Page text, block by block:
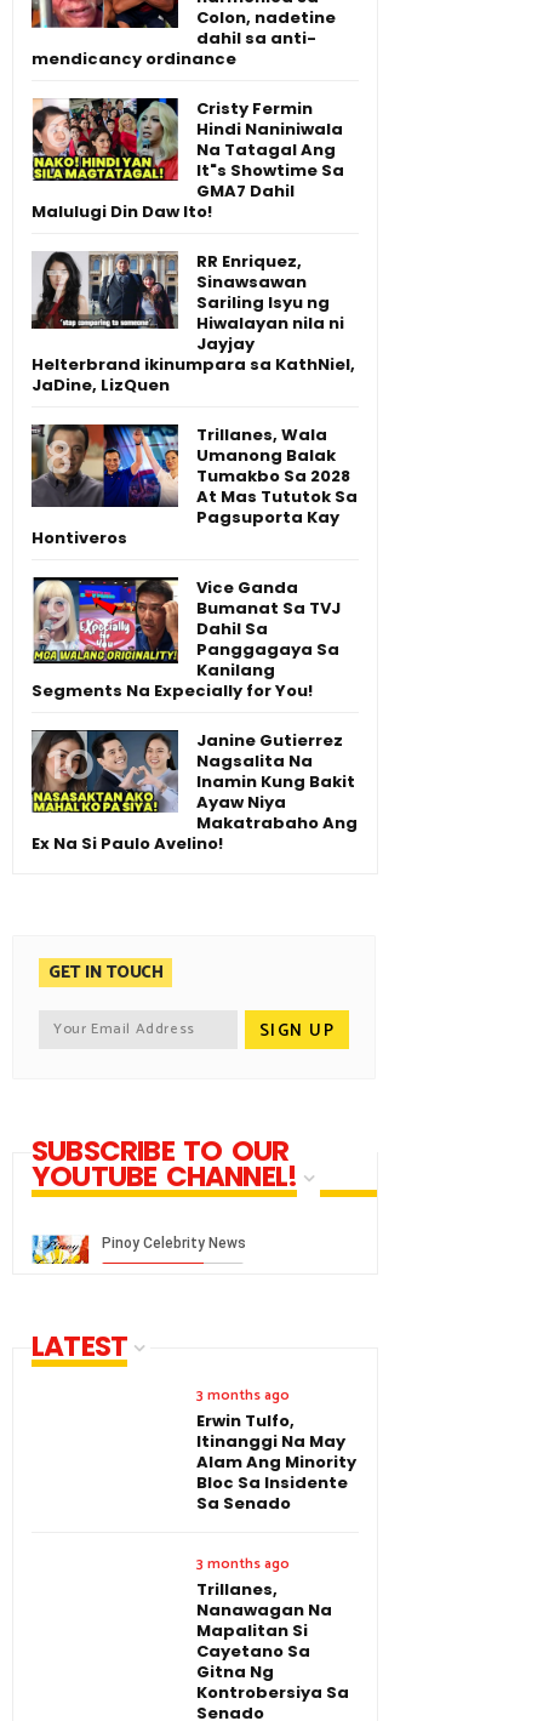
Colon, nadetine
dahil sa anti-
mendicancy ordinance
Cristy Fermin
Hindi Naniniwala
Na Tatagal Ang
It"s Showtime Sa
GMA7 Dahil
Malulugi Din Daw Ito!
RR Enriquez,
Sinawsawan
Sariling Isyu ng
Hiwalayan nila ni
Jayjay
Helterbrand ikinumpara sa KathNiel,
JaDine, LizQuen
Trillanes, Wala
Umanong Balak
Tumakbo Sa 2028
At Mas Tututok Sa
Pagsuporta Kay
Hontiveros
Vice Ganda
Bumanat Sa TVJ
Dahil Sa
Panggagaya Sa
Kanilang
Segments Na Expecially for You!
Janine Gutierrez
Nagsalita Na
Inamin Kung Bakit
Ayaw Niya
Makatrabaho Ang
Ex Na Si Paulo Avelino!
GET IN TOUCH
SUBSCRIBE TO OUR
YOUTUBE CHANNEL!
LATEST
3 months ago
Erwin Tulfo,
Itinanggi Na May
Alam Ang Minority
Bloc Sa Insidente
Sa Senado
3 months ago
Trillanes,
Nanawagan Na
Mapalitan Si
Cayetano Sa
Gitna Ng
Kontrobersiya Sa
Senado